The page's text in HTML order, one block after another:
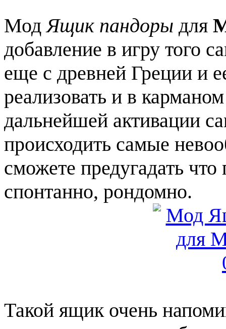
МодЯщик пандоры для
добавление в игру того
еще с древней Греции и
реализовать и в
дальнейшей активации
происходить самые
сможете предугадать что
спонтанно, рондомно.
Такой ящик очень